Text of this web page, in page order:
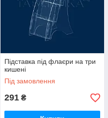
Підставка під флаєри на три
кишені
Під замовлення
291 ₴